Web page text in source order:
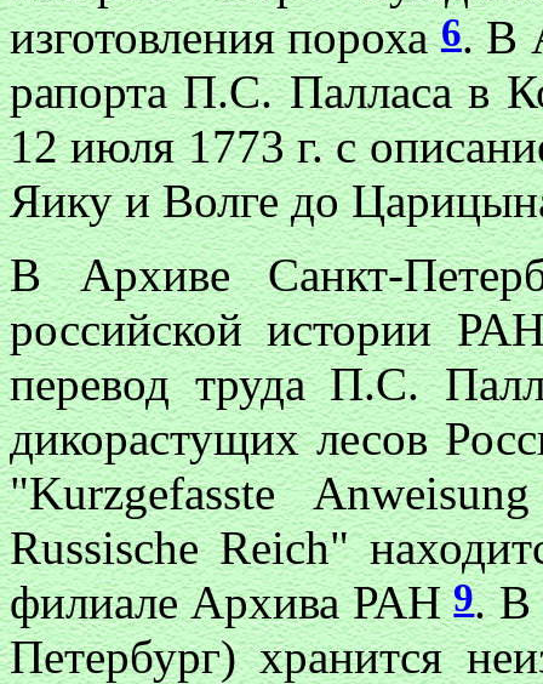
изготовления пороха6. В
рапорта П.С. Палласа в
12 июля 1773 г. с
Яику и Волге до
В Архиве Санкт-
российской истории
перевод труда П.С.
дикорастущих лесов
"Kurzgefasste
Russische Reich"
филиале Архива РАН9. В
Петербург) хранится